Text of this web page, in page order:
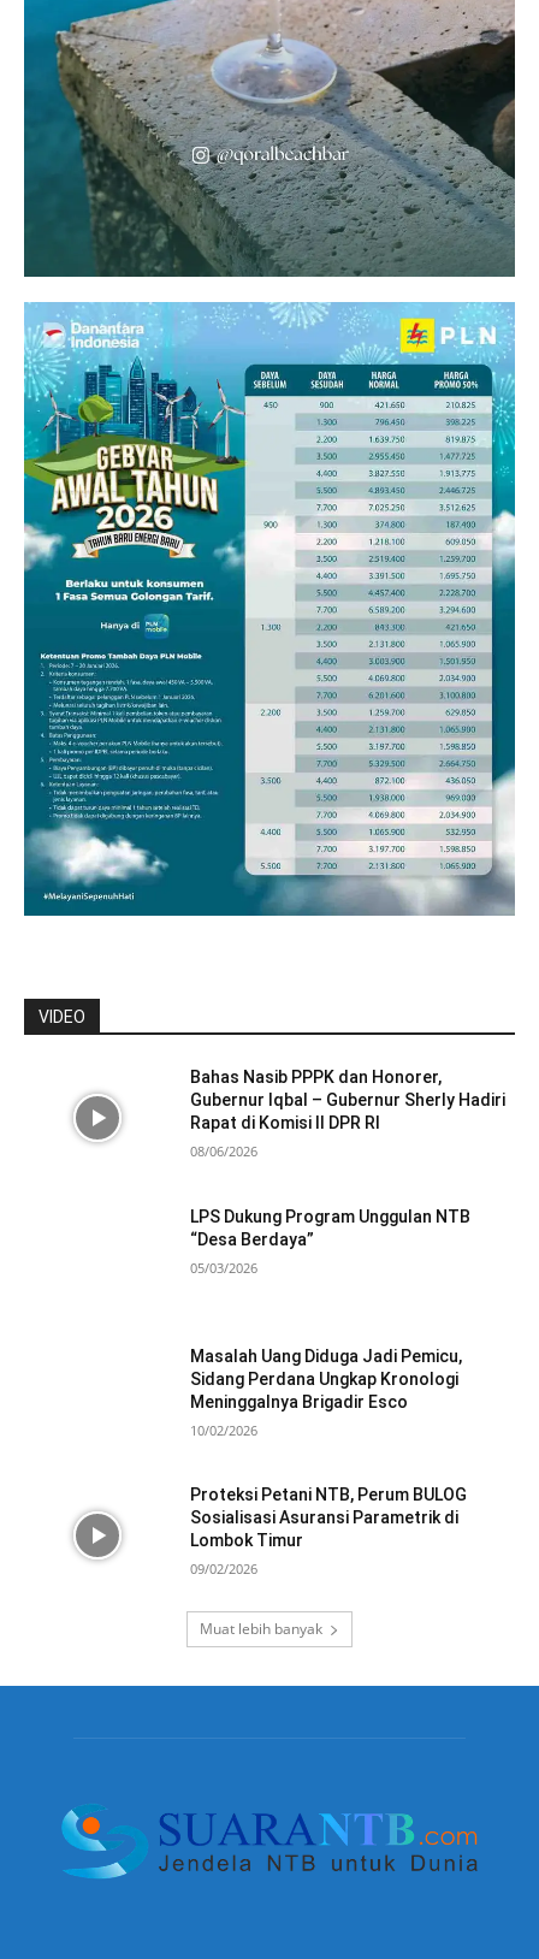
VIDEO
Bahas Nasib PPPK dan Honorer,
Gubernur Iqbal – Gubernur Sherly Hadiri
Rapat di Komisi II DPR RI
08/06/2026
LPS Dukung Program Unggulan NTB
“Desa Berdaya”
05/03/2026
Masalah Uang Diduga Jadi Pemicu,
Sidang Perdana Ungkap Kronologi
Meninggalnya Brigadir Esco
10/02/2026
Proteksi Petani NTB, Perum BULOG
Sosialisasi Asuransi Parametrik di
Lombok Timur
09/02/2026
Muat lebih banyak